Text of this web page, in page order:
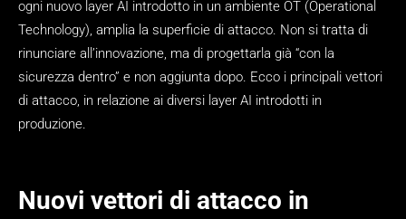
ogni nuovo layer AI introdotto in un ambiente OT (Operational
Technology), amplia la superficie di attacco. Non si tratta di
rinunciare all’innovazione, ma di progettarla già “con la
sicurezza dentro” e non aggiunta dopo. Ecco i principali vettori
di attacco, in relazione ai diversi layer AI introdotti in
produzione.
Nuovi vettori di attacco in